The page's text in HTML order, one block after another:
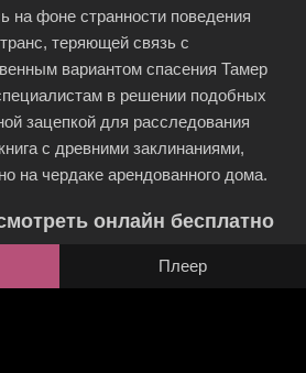
на фоне странности поведения
теряющей связь с
вариантом спасения Тамер
в решении подобных
зацепкой для расследования
с древними заклинаниями,
на чердаке арендованного дома.
онлайн бесплатно
Плеер